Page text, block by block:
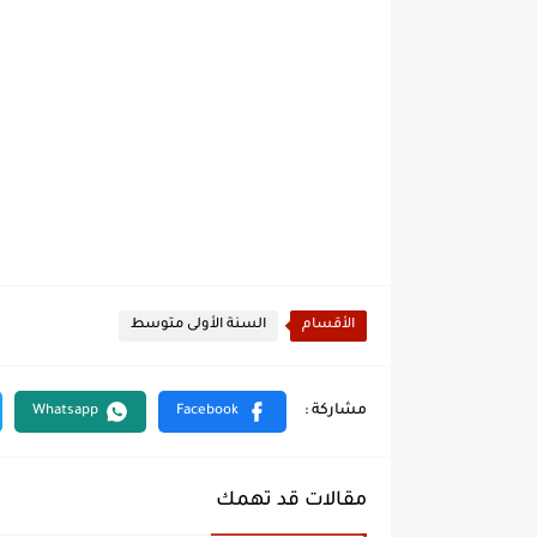
الأقسام السنة الأولى متوسط
مقالات قد تهمك